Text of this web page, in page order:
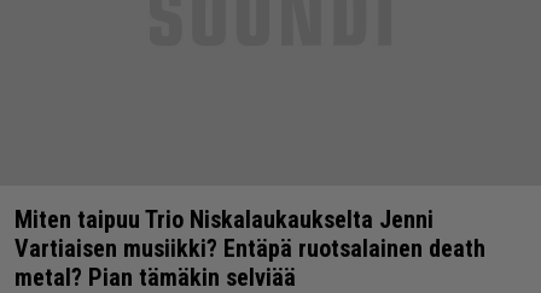
Miten taipuu Trio Niskalaukaukselta Jenni
Vartiaisen musiikki? Entäpä ruotsalainen death
metal? Pian tämäkin selviää